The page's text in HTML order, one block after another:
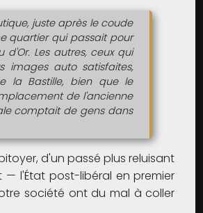
juste après le coude
quartier qui passait pour
Les autres, ceux qui
images auto satisfaites,
la Bastille, bien que le
de l'ancienne
comptait de gens dans
d'un passé plus reluisant
l'État post-libéral en premier
société ont du mal à coller